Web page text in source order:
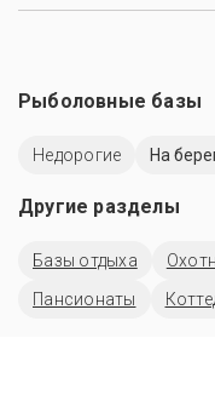
Рыболовные базы
Недорогие На
Другие разделы
Базы отдыха
Пансионаты